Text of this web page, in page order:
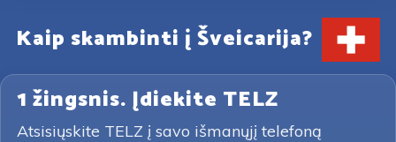
Kaip skambinti į Šveicarija?
1 žingsnis. Įdiekite TELZ
Atsisiųskite TELZ į savo išmanųjį telefoną